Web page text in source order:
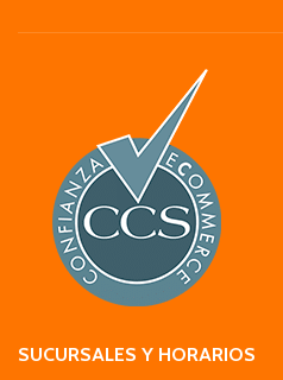
SUCURSALES Y HORARIOS